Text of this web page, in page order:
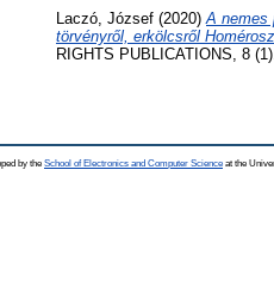
Laczó, József (2020) A nemes
törvényről, erkölcsről
RIGHTS PUBLICATIONS, 8
by the School of Electronics and Computer Science at the